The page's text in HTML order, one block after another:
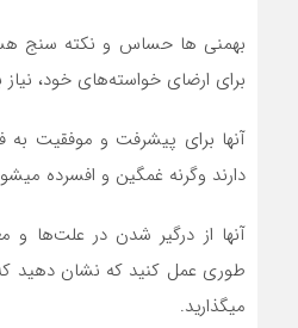
بهمنی ها حساس و نکته سنج
براي ارضاي خواسته‌هاي خود، نياز
آنها براي پيشرفت و موفقيت به
دارند وگرنه غمگين و افسرده
آنها از درگير شدن در علت‌ها و
طوري عمل کنيد که نشان دهيد
ميگذاريد.